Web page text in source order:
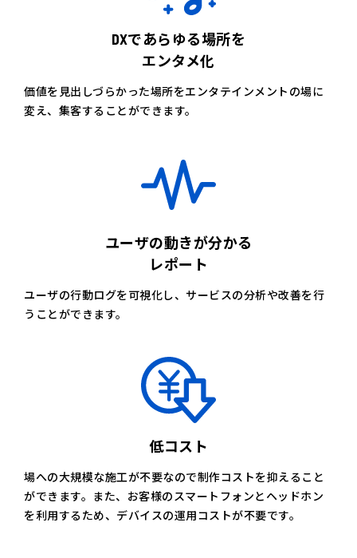
DXであらゆる場所を
エンタメ化
価値を見出しづらかった場所をエンタテインメントの場に
変え、集客することができます。
ユーザの動きが分かる
レポート
ユーザの行動ログを可視化し、サービスの分析や改善を行
うことができます。
低コスト
場への大規模な施工が不要なので制作コストを抑えること
ができます。また、お客様のスマートフォンとヘッドホン
を利用するため、デバイスの運用コストが不要です。